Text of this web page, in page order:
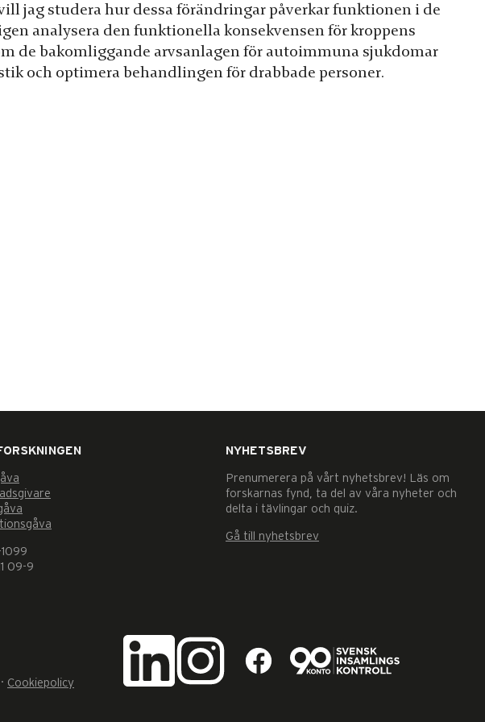
jag studera hur dessa förändringar påverkar funktionen i de
analysera den funktionella konsekvensen för kroppens
de bakomliggande arvsanlagen för autoimmuna sjukdomar
och optimera behandlingen för drabbade personer.
1099
09-9
NYHETSBREV
Prenumerera på vårt nyhetsbrev! Läs om
forskarnas fynd, ta del av våra nyheter och
delta i tävlingar och quiz.
Gå till nyhetsbrev
· Cookiepolicy